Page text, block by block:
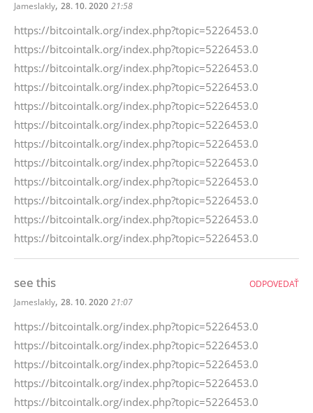
Jameslakly, 28. 10. 2020 21:58
https://bitcointalk.org/index.php?topic=5226453.0
https://bitcointalk.org/index.php?topic=5226453.0
https://bitcointalk.org/index.php?topic=5226453.0
https://bitcointalk.org/index.php?topic=5226453.0
https://bitcointalk.org/index.php?topic=5226453.0
https://bitcointalk.org/index.php?topic=5226453.0
https://bitcointalk.org/index.php?topic=5226453.0
https://bitcointalk.org/index.php?topic=5226453.0
https://bitcointalk.org/index.php?topic=5226453.0
https://bitcointalk.org/index.php?topic=5226453.0
https://bitcointalk.org/index.php?topic=5226453.0
https://bitcointalk.org/index.php?topic=5226453.0
see this
Jameslakly, 28. 10. 2020 21:07
https://bitcointalk.org/index.php?topic=5226453.0
https://bitcointalk.org/index.php?topic=5226453.0
https://bitcointalk.org/index.php?topic=5226453.0
https://bitcointalk.org/index.php?topic=5226453.0
https://bitcointalk.org/index.php?topic=5226453.0
ODPOVEDAŤ